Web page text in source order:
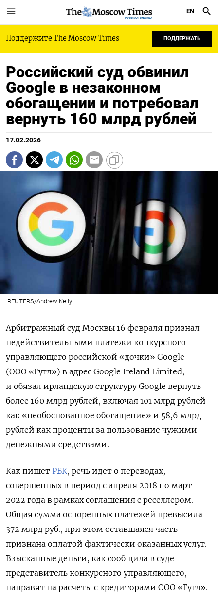
РУССКАЯ СЛУЖБА
EN
Поддержите The Moscow Times ПОДДЕРЖАТЬ
Российский суд обвинил
Google в незаконном
обогащении и потребовал
вернуть 160 млрд рублей
17.02.2026
REUTERS/Andrew Kelly
Арбитражный суд Москвы 16 февраля признал
недействительными платежи конкурсного
управляющего российской «дочки» Google
(ООО «Гугл») в адрес Google Ireland Limited,
и обязал ирландскую структуру Google вернуть
более 160 млрд рублей, включая 101 млрд рублей
как «необоснованное обогащение» и 58,6 млрд
рублей как проценты за пользование чужими
денежными средствами.
Как пишет РБК, речь идет о переводах,
совершенных в период с апреля 2018 по март
2022 года в рамках соглашения с реселлером.
Общая сумма оспоренных платежей превысила
372 млрд руб., при этом оставшаяся часть
признана оплатой фактически оказанных услуг.
Взысканные деньги, как сообщила в суде
представитель конкурсного управляющего,
направят на расчеты с кредиторами ООО «Гугл».